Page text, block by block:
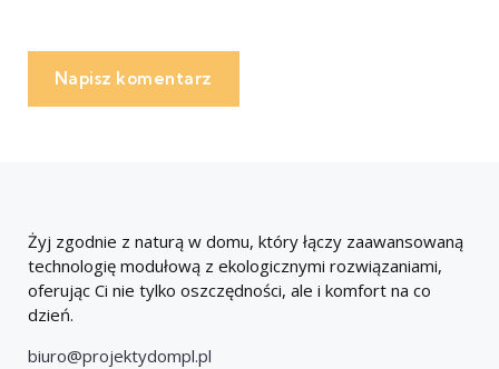
Napisz komentarz
Żyj zgodnie z naturą w domu, który łączy zaawansowaną
technologię modułową z ekologicznymi rozwiązaniami,
oferując Ci nie tylko oszczędności, ale i komfort na co
dzień.
biuro@projektydompl.pl